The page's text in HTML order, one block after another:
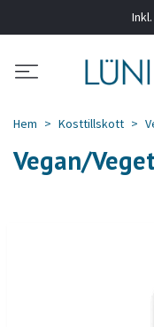
Hem Kosttillskott
Vegan/